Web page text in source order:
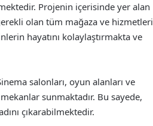
Projenin içerisinde yer alan
olan tüm mağaza ve hizmetleri
hayatını kolaylaştırmakta ve
salonları, oyun alanları ve
sunmaktadır. Bu sayede,
çıkarabilmektedir.